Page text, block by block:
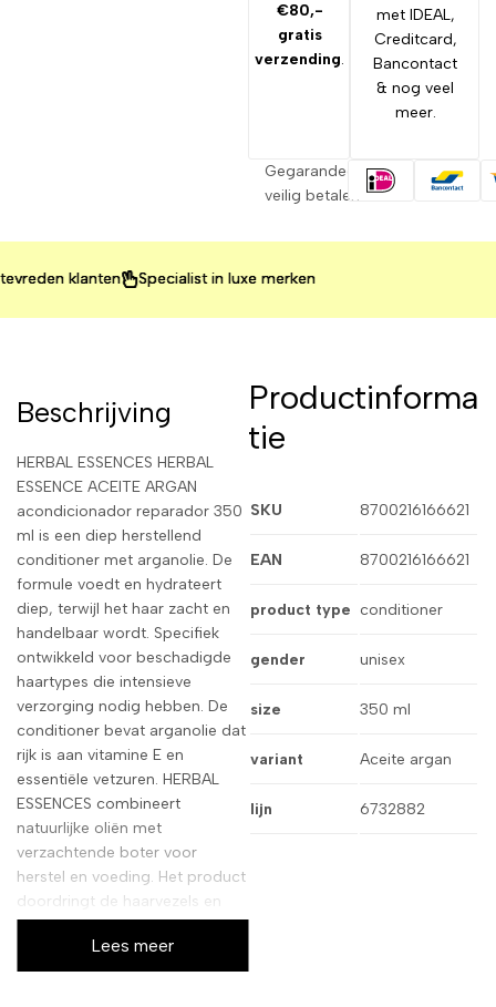
€80,-
gratis
verzending.
met IDEAL,
Creditcard,
Bancontact
& nog veel
meer.
Gegarandeerd
veilig betalen
klanten Specialist in luxe merken
klanten Specialist in luxe merken
klanten Specialist in luxe merken
Beschrijving
HERBAL ESSENCES HERBAL
ESSENCE ACEITE ARGAN
acondicionador reparador 350
ml is een diep herstellend
conditioner met arganolie. De
formule voedt en hydrateert
diep, terwijl het haar zacht en
handelbaar wordt. Specifiek
ontwikkeld voor beschadigde
haartypes die intensieve
verzorging nodig hebben. De
conditioner bevat arganolie dat
rijk is aan vitamine E en
essentiële vetzuren. HERBAL
ESSENCES combineert
natuurlijke oliën met
verzachtende boter voor
herstel en voeding. Het product
doordringt de haarvezels en
herstelt beschadigd haar van
binnenuit. Geschikt voor droog
en beschadigd haar dat herstel
Lees meer
Productinforma
tie
SKU 8700216166621
EAN 8700216166621
product type conditioner
gender unisex
size 350 ml
variant Aceite argan
lijn 6732882